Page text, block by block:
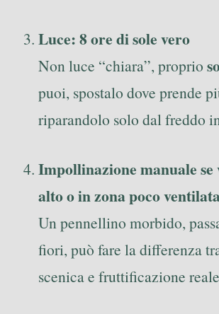
Luce: 8 ore di sole vero
Non luce “chiara”, proprio
puoi, spostalo dove prende
riparandolo solo dal freddo
Impollinazione manuale
alto o in zona poco
Un pennellino morbido,
fiori, può fare la differenza
scenica e fruttificazione